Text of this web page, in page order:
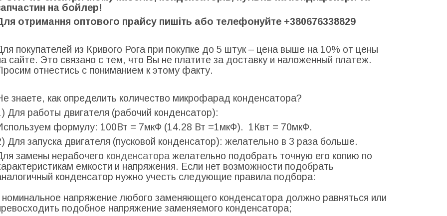
на бойлер!
отримання оптового прайсу пишіть або телефонуйте +380676338829
покупателей из Кривого Рога при покупке до 5 штук – цена выше на 10% от цены
сайте. Это связано с тем, что Вы не платите за доставку и наложенный платеж.
отнестись с пониманием к этому факту.
знаете, как определить количество микрофарад конденсатора?
Для работы двигателя (рабочий конденсатор):
формулу: 100Вт = 7мкФ (14.28 Вт =1мкФ). 1Квт = 70мкФ.
Для запуска двигателя (пусковой конденсатор): желательно в 3 раза больше.
замены нерабочего конденсатора желательно подобрать точную его копию по
емкости и напряжения. Если нет возможности подобрать
конденсатор нужно учесть следующие правила подбора:
номинальное напряжение любого заменяющего конденсатора должно равняться или
подобное напряжение заменяемого конденсатора;